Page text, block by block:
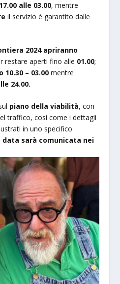
17.00 alle 03.00, mentre
il servizio è garantito dalle
2024 apriranno
restare aperti fino alle 01.00;
– 03.00 mentre
24.00.
piano della viabilità, con
traffico, così come i dettagli
in uno specifico
sarà comunicata nei